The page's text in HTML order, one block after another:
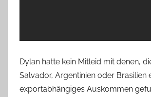
Dylan hatte kein Mitleid mit denen,
Salvador, Argentinien oder Brasilien
exportabhängiges Auskommen